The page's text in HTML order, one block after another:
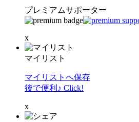
プレミアムサポーター
x
マイリスト
マイリストへ保存
後で便利♪ Click!
x